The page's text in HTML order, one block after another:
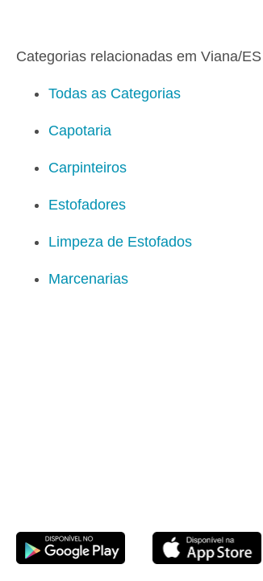
Categorias relacionadas em Viana/ES
Todas as Categorias
Capotaria
Carpinteiros
Estofadores
Limpeza de Estofados
Marcenarias